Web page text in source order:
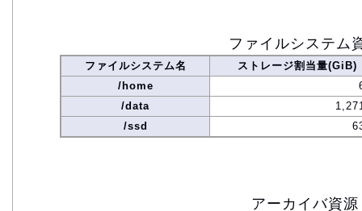
ファイルシステム
ファイルシステム名
ストレージ割当量(GiB)
/home
/data
/ssd
アーカイバ資源